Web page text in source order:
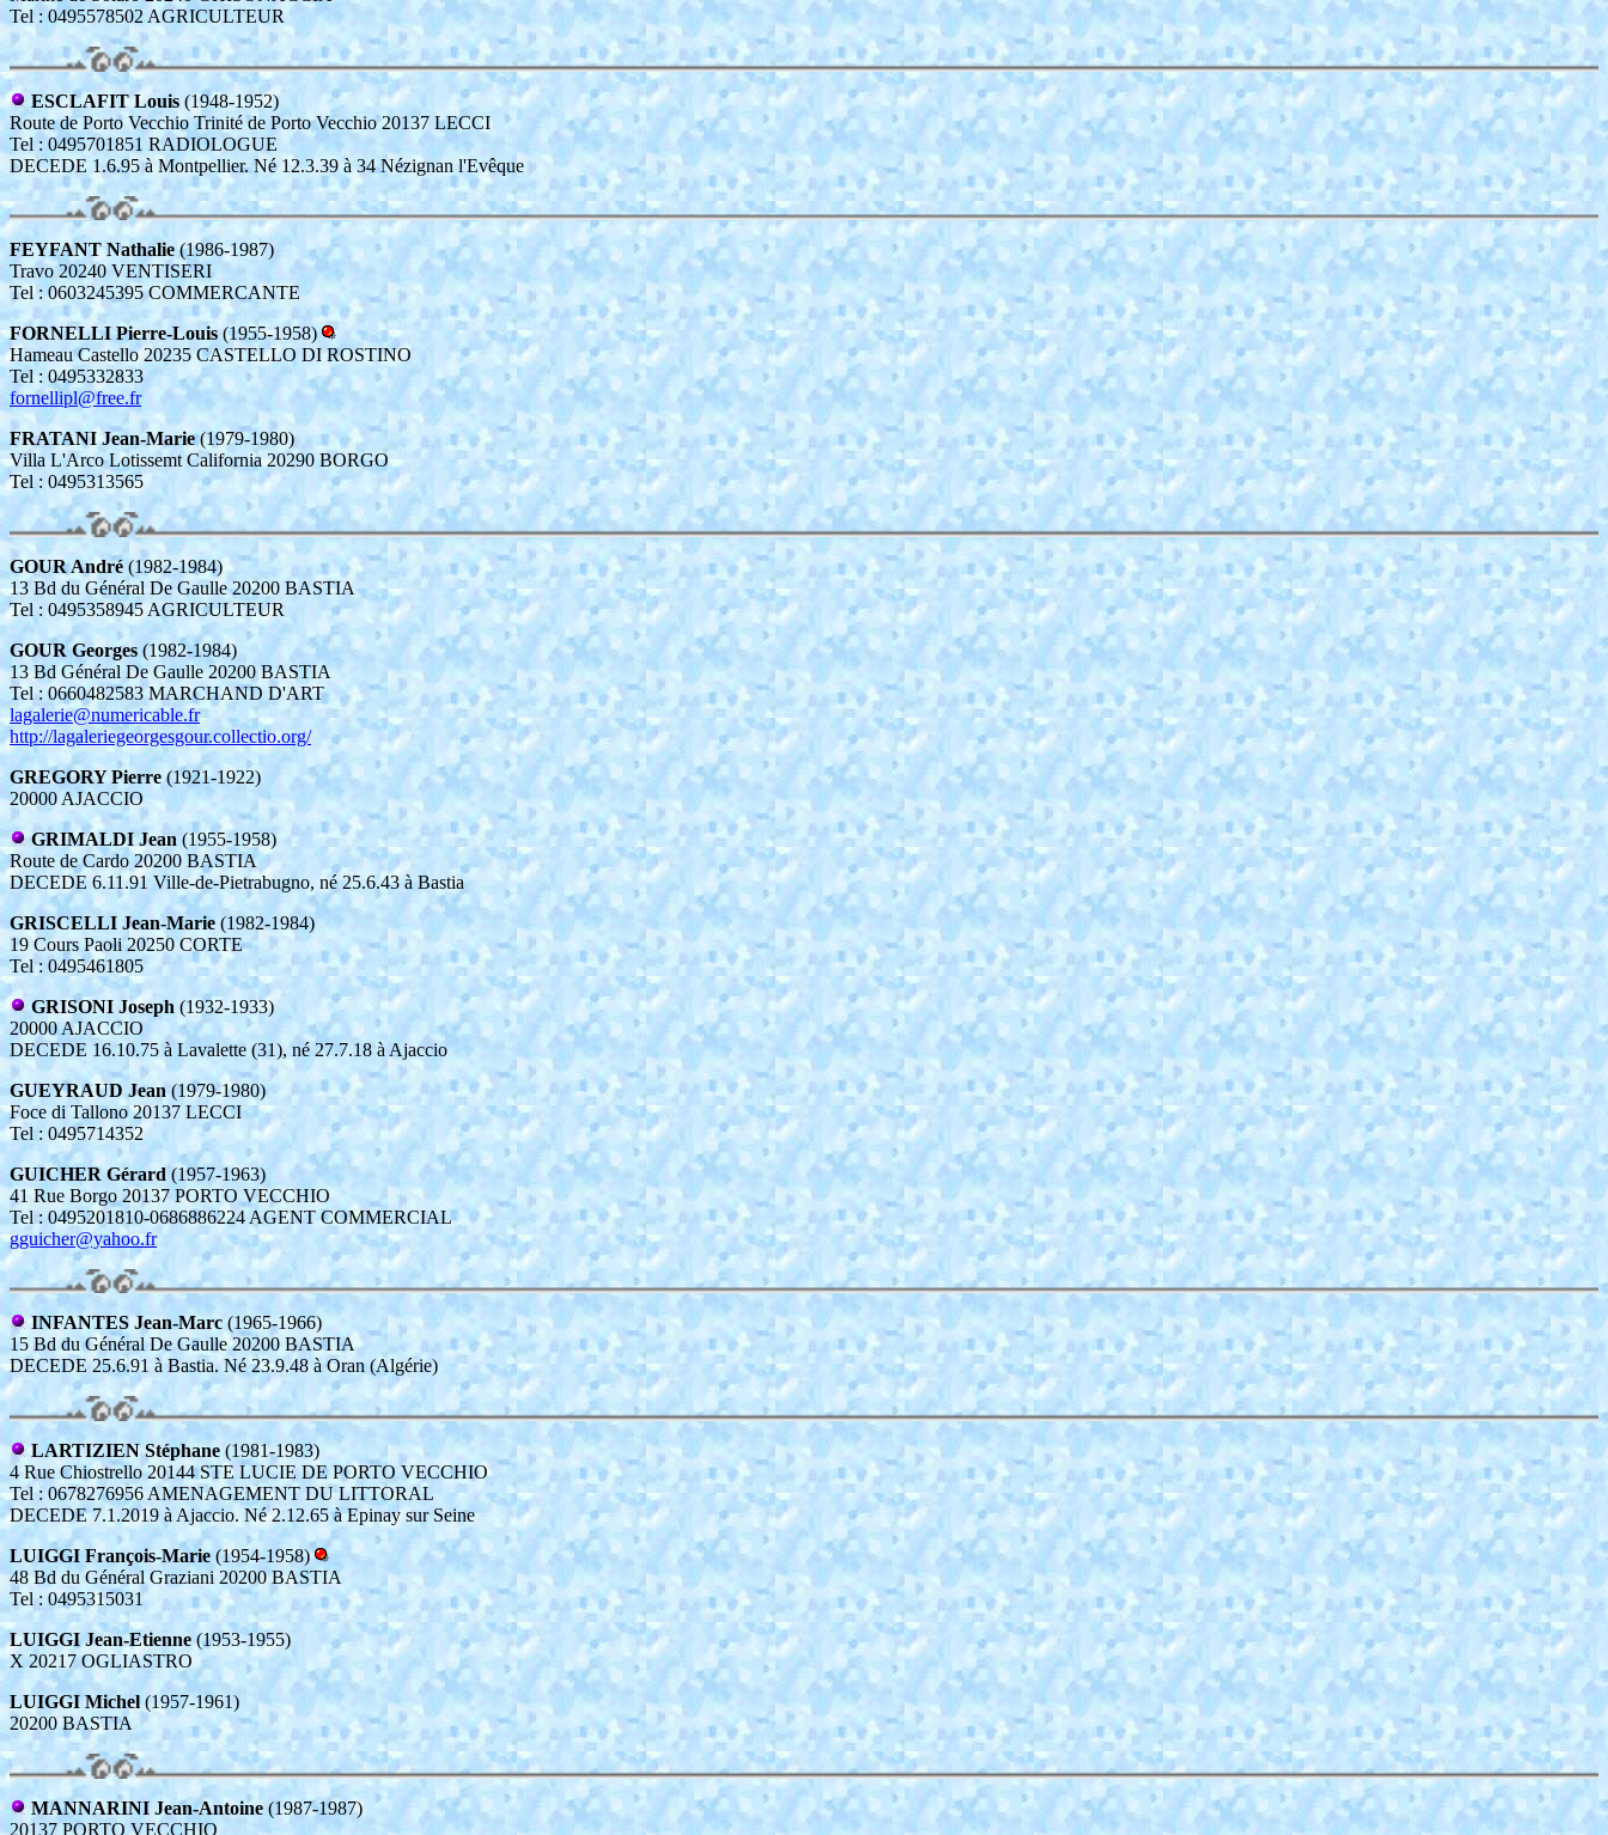
Tel : 0495578502 AGRICULTEUR
ESCLAFIT Louis (1948-1952)
Route de Porto Vecchio Trinité de Porto Vecchio 20137 LECCI
Tel : 0495701851 RADIOLOGUE
DECEDE 1.6.95 à Montpellier. Né 12.3.39 à 34 Nézignan l'Evêque
FEYFANT Nathalie(1986-1987)
Travo 20240 VENTISERI
Tel : 0603245395 COMMERCANTE
FORNELLI Pierre-Louis(1955-1958)
Hameau Castello 20235 CASTELLO DI ROSTINO
Tel : 0495332833
fornellipl@free.fr
FRATANI Jean-Marie(1979-1980)
Villa L'Arco Lotissemt California 20290 BORGO
Tel : 0495313565
GOUR André (1982-1984)
13 Bd du Général De Gaulle 20200 BASTIA
Tel : 0495358945 AGRICULTEUR
GOUR Georges (1982-1984)
13 Bd Général De Gaulle 20200 BASTIA
Tel : 0660482583 MARCHAND D'ART
lagalerie@numericable.fr
http://lagaleriegeorgesgour.collectio.org/
GREGORY Pierre(1921-1922)
20000 AJACCIO
GRIMALDI Jean (1955-1958)
Route de Cardo 20200 BASTIA
DECEDE 6.11.91 Ville-de-Pietrabugno, né 25.6.43 à Bastia
GRISCELLI Jean-Marie (1982-1984)
19 Cours Paoli 20250 CORTE
Tel : 0495461805
GRISONI Joseph (1932-1933)
20000 AJACCIO
DECEDE 16.10.75 à Lavalette (31), né 27.7.18 à Ajaccio
GUEYRAUD Jean(1979-1980)
Foce di Tallono 20137 LECCI
Tel : 0495714352
GUICHER Gérard (1957-1963)
41 Rue Borgo 20137 PORTO VECCHIO
Tel : 0495201810-0686886224 AGENT COMMERCIAL
gguicher@yahoo.fr
INFANTES Jean-Marc (1965-1966)
15 Bd du Général De Gaulle 20200 BASTIA
DECEDE 25.6.91 à Bastia. Né 23.9.48 à Oran (Algérie)
LARTIZIEN Stéphane (1981-1983)
4 Rue Chiostrello 20144 STE LUCIE DE PORTO VECCHIO
Tel : 0678276956 AMENAGEMENT DU LITTORAL
DECEDE 7.1.2019 à Ajaccio. Né 2.12.65 à Epinay sur Seine
LUIGGI François-Marie (1954-1958)
48 Bd du Général Graziani 20200 BASTIA
Tel : 0495315031
LUIGGI Jean-Etienne (1953-1955)
X 20217 OGLIASTRO
LUIGGI Michel(1957-1961)
20200 BASTIA
MANNARINI Jean-Antoine (1987-1987)
20137 PORTO VECCHIO